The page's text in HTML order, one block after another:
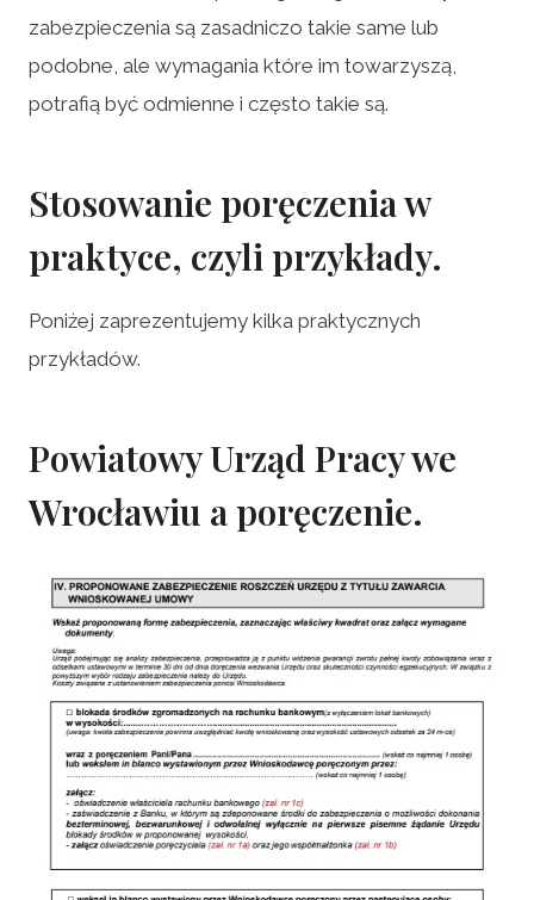
zabezpieczenia są zasadniczo takie same lub
podobne, ale wymagania które im towarzyszą,
potrafią być odmienne i często takie są.
Stosowanie poręczenia w
praktyce, czyli przykłady.
Poniżej zaprezentujemy kilka praktycznych
przykładów.
Powiatowy Urząd Pracy we
Wrocławiu a poręczenie.